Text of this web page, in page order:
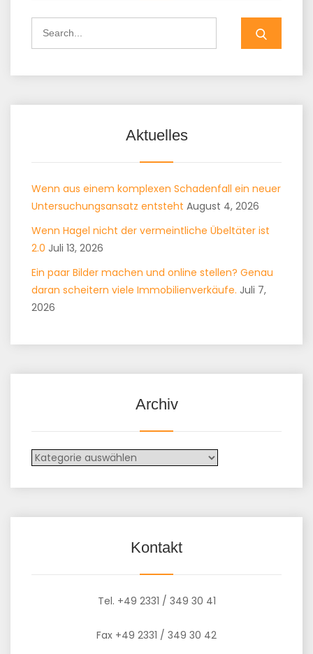
Aktuelles
Wenn aus einem komplexen Schadenfall ein neuer
Untersuchungsansatz entsteht August 4, 2026
Wenn Hagel nicht der vermeintliche Übeltäter ist
2.0 Juli 13, 2026
Ein paar Bilder machen und online stellen? Genau
daran scheitern viele Immobilienverkäufe. Juli 7,
2026
Archiv
Kontakt
Tel. +49 2331 / 349 30 41
Fax +49 2331 / 349 30 42